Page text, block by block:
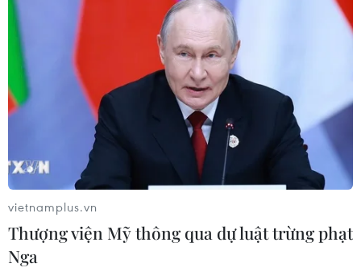
Australian Open 2025: Tay vợt gốc
Việt dừng bước, Djokovic 'đại chiến'
Alcaraz
20/01/2025 08:12
Tay vợt gốc Việt tiếp tục gây sốc,
sánh ngang kỷ lục của Rafael Nadal
19/01/2025 04:15
Tay vợt gốc Việt tạo nên 'địa chấn' tại
vietnamplus.vn
Thượng viện Mỹ thông qua dự luật trừng phạt
Nga